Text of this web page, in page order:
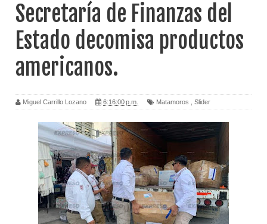
Secretaría de Finanzas del
Estado decomisa productos
americanos.
Miguel Carrillo Lozano 6:16:00 p.m. Matamoros Slider